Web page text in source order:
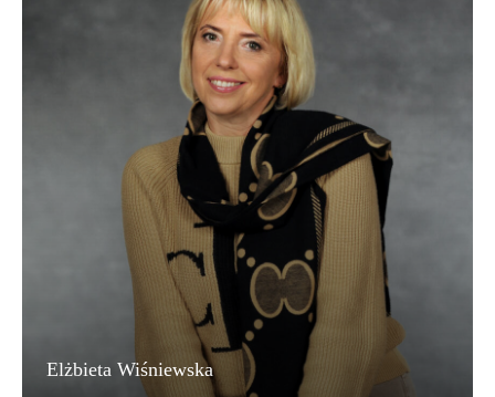
Elżbieta Wiśniewska